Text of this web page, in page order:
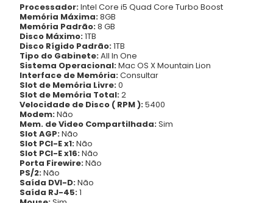
Processador:Intel Core i5 Quad Core Turbo Boost
Memória Máxima:8GB
Memória Padrão:8 GB
Disco Máximo:1TB
Disco Rígido Padrão:1TB
Tipo do Gabinete:All In One
Sistema Operacional:Mac OS X Mountain Lion
Interface de Memória:Consultar
Slot de Memória Livre:0
Slot de Memória Total:2
Velocidade de Disco ( RPM ):5400
Modem:Não
Mem. de Video Compartilhada:Sim
Slot AGP:Não
Slot PCI-E x1:Não
Slot PCI-E x16:Não
Porta Firewire:Não
PS/2:Não
Saída DVI-D:Não
Saída RJ-45:1